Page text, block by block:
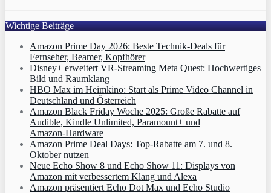
Wichtige Beiträge
Amazon Prime Day 2026: Beste Technik-Deals für
Fernseher, Beamer, Kopfhörer
Disney+ erweitert VR‑Streaming Meta Quest: Hochwertiges
Bild und Raumklang
HBO Max im Heimkino: Start als Prime Video Channel in
Deutschland und Österreich
Amazon Black Friday Woche 2025: Große Rabatte auf
Audible, Kindle Unlimited, Paramount+ und
Amazon‑Hardware
Amazon Prime Deal Days: Top-Rabatte am 7. und 8.
Oktober nutzen
Neue Echo Show 8 und Echo Show 11: Displays von
Amazon mit verbessertem Klang und Alexa
Amazon präsentiert Echo Dot Max und Echo Studio